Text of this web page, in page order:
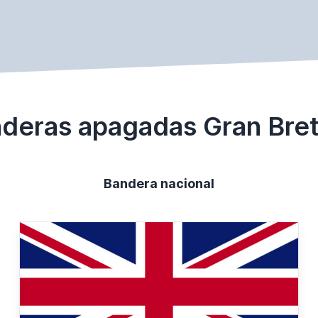
apagadas Gran
Bandera nacional